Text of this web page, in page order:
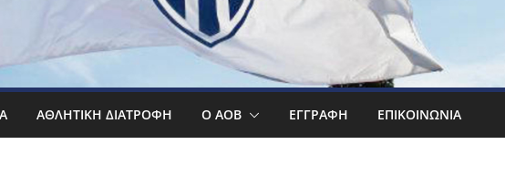
ΑΘΛΗΤΙΚΉ ΔΙΑΤΡΟΦΉ Ο ΑΟΒ ΕΓΓΡΑΦΉ ΕΠΙΚΟΙΝΩΝΊΑ